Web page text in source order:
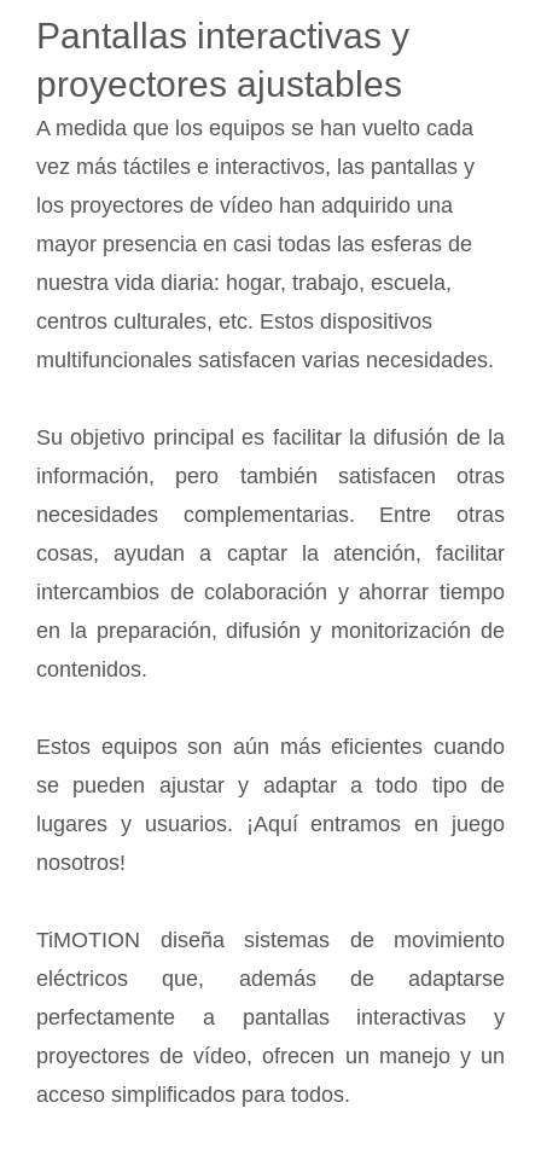
Pantallas interactivas y
proyectores ajustables
A medida que los equipos se han vuelto cada
vez más táctiles e interactivos, las pantallas y
los proyectores de vídeo han adquirido una
mayor presencia en casi todas las esferas de
nuestra vida diaria: hogar, trabajo, escuela,
centros culturales, etc. Estos dispositivos
multifuncionales satisfacen varias necesidades.
Su objetivo principal es facilitar la difusión de la
información, pero también satisfacen otras
necesidades complementarias. Entre otras
cosas, ayudan a captar la atención, facilitar
intercambios de colaboración y ahorrar tiempo
en la preparación, difusión y monitorización de
contenidos.
Estos equipos son aún más eficientes cuando
se pueden ajustar y adaptar a todo tipo de
lugares y usuarios. ¡Aquí entramos en juego
nosotros!
TiMOTION diseña sistemas de movimiento
eléctricos que, además de adaptarse
perfectamente a pantallas interactivas y
proyectores de vídeo, ofrecen un manejo y un
acceso simplificados para todos.